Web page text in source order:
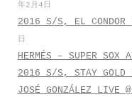
年2月4日
2016 S/S, EL CONDOR
日
HERMÉS – SUPER SOX
2016 S/S, STAY GOLD
JOSÉ GONZÁLEZ LIVE